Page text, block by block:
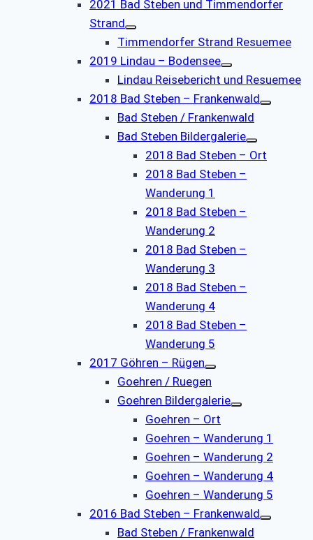
2021 Bad Steben und Timmendorfer
Strand
Timmendorfer Strand Resuemee
2019 Lindau – Bodensee
Lindau Reisebericht und Resuemee
2018 Bad Steben – Frankenwald
Bad Steben / Frankenwald
Bad Steben Bildergalerie
2018 Bad Steben – Ort
2018 Bad Steben –
Wanderung 1
2018 Bad Steben –
Wanderung 2
2018 Bad Steben –
Wanderung 3
2018 Bad Steben –
Wanderung 4
2018 Bad Steben –
Wanderung 5
2017 Göhren – Rügen
Goehren / Ruegen
Goehren Bildergalerie
Goehren – Ort
Goehren – Wanderung 1
Goehren – Wanderung 2
Goehren – Wanderung 4
Goehren – Wanderung 5
2016 Bad Steben – Frankenwald
Bad Steben / Frankenwald